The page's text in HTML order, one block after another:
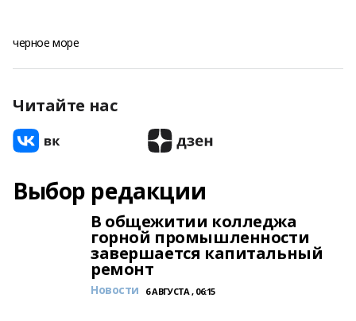
черное море
Читайте нас
Выбор редакции
В общежитии колледжа
горной промышленности
завершается капитальный
ремонт
Новости 6 АВГУСТА , 06:15